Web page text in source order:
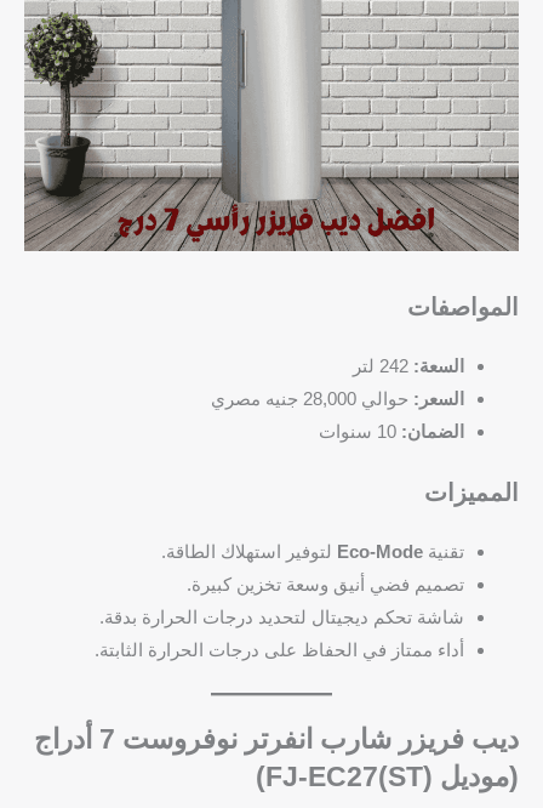
المواصفات
السعة:
السعر: حوالي 28,000 جنيه مصري
الضمان:
المميزات
تقنية Eco-Mode لتوفير استهلاك الطاقة.
تصميم فضي أنيق وسعة تخزين كبيرة.
شاشة تحكم ديجيتال لتحديد درجات الحرارة بدقة.
أداء ممتاز في الحفاظ على درجات الحرارة الثابتة.
ديب فريزر شارب انفرتر نوفروست 7 أدراج
(موديل FJ-EC27(ST))